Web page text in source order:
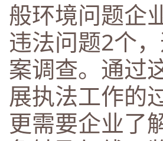
般环境问题企
违法问题2个
案调查。通过
展执法工作的
更需要企业了